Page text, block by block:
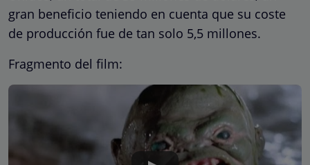
gran beneficio teniendo en cuenta que su coste
de producción fue de tan solo 5,5 millones.
Fragmento del film: